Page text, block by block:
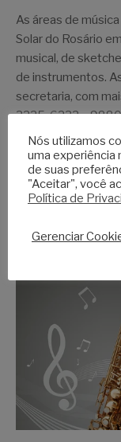
As áreas de
Solar do Rosário
musical, de
de instrumentos.
secretaria, com
3225-6232 –
novidades de […]
Continue Lendo
Nós utilizamos
uma experiência
de suas
"Aceitar", você
Política de
Gerenciar